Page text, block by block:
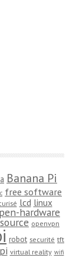
Banana Pi
free software
lcd linux
hardware
openvpn
robot securité tft
virtual reality wifi